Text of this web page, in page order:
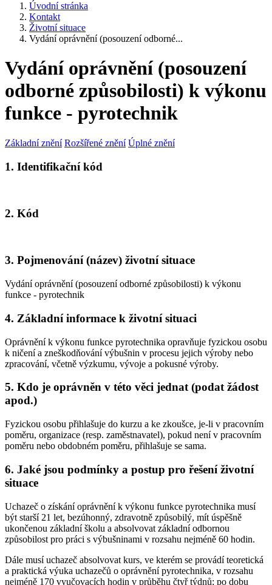
Úvodní stránka
Kontakt
Životní situace
Vydání oprávnění (posouzení odborné...
Vydání oprávnění (posouzení
odborné způsobilosti) k výkonu
funkce - pyrotechnik
Základní znění Rozšířené znění Úplné znění
1. Identifikační kód
2. Kód
3. Pojmenování (název) životní situace
Vydání oprávnění (posouzení odborné způsobilosti) k výkonu
funkce - pyrotechnik
4. Základní informace k životní situaci
Oprávnění k výkonu funkce pyrotechnika opravňuje fyzickou osobu
k ničení a zneškodňování výbušnin v procesu jejich výroby nebo
zpracování, včetně výzkumu, vývoje a pokusné výroby.
5. Kdo je oprávněn v této věci jednat (podat žádost
apod.)
Fyzickou osobu přihlašuje do kurzu a ke zkoušce, je-li v pracovním
poměru, organizace (resp. zaměstnavatel), pokud není v pracovním
poměru nebo obdobném poměru, přihlašuje se sama.
6. Jaké jsou podmínky a postup pro řešení životní
situace
Uchazeč o získání oprávnění k výkonu funkce pyrotechnika musí
být starší 21 let, bezúhonný, zdravotně způsobilý, mít úspěšně
ukončenou základní školu a absolvovat základní odbornou
způsobilost pro práci s výbušninami v rozsahu nejméně 60 hodin.
Dále musí uchazeč absolvovat kurs, ve kterém se provádí teoretická
a praktická výuka uchazečů o oprávnění pyrotechnika, v rozsahu
nejméně 170 vyučovacích hodin v průběhu čtyř týdnů; po dobu